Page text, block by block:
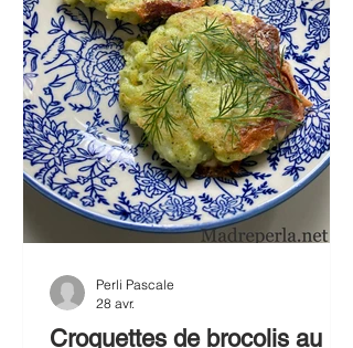
Croquettes de brocolis au
Perli Pascale
28 avr.